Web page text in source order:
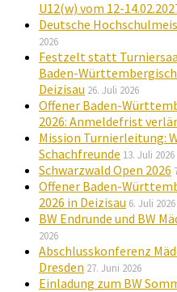
U12(w) vom 12-
Deutsche
2026
Festzelt statt
Baden-
Deizisau 26. Juli 2026
Offener Baden-
2026: Anmeldefrist
Mission Turnierleitung:
Schachfreunde 13. Juli 2026
Schwarzwald Open 2026
Offener Baden-
2026 in Deizisau 6. Juli 2026
BW Endrunde und BW
2026
Abschlusskonferenz
Dresden 27. Juni 2026
Einladung zum BW